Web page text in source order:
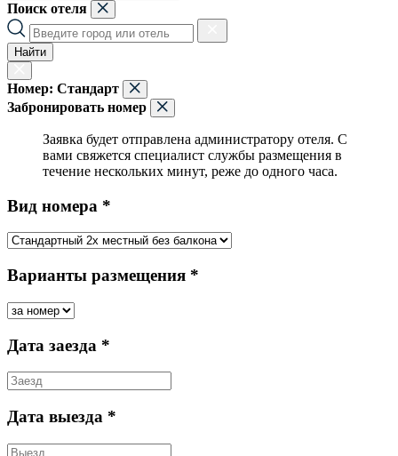
Поиск отеля
Найти
Номер: Стандарт
Забронировать номер
Заявка будет отправлена администратору отеля. С
вами свяжется специалист службы размещения в
течение нескольких минут, реже до одного часа.
Вид номера *
Варианты размещения *
Дата заезда *
Дата выезда *